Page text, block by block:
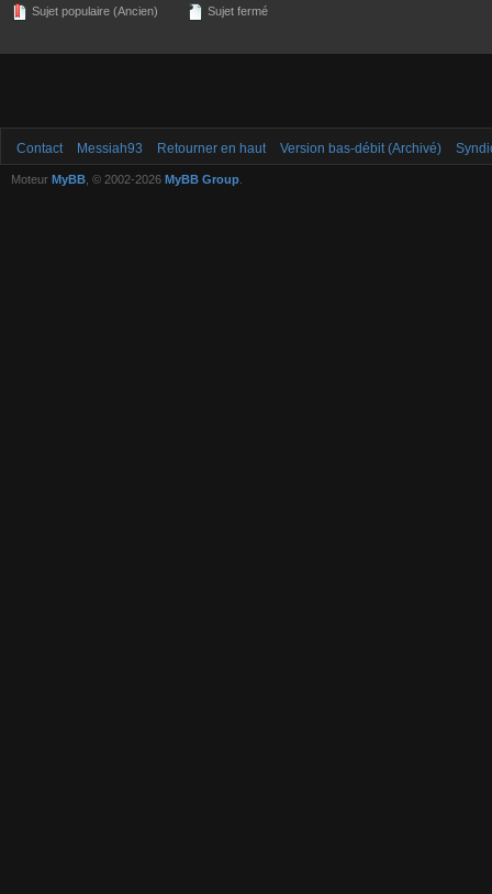
Sujet populaire (Ancien)
Sujet fermé
Contact Messiah93 Retourner en haut Version bas-débit (Archivé)
Moteur MyBB , © 2002-2026 MyBB Group